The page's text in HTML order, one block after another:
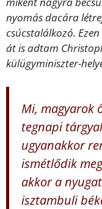
nyomás dacára
csúcstalálkozó.
át is adtam
külügyminiszter-
Mi, magyarok
tegnapi
ugyanakkor
ismétlődik
akkor a
isztambuli